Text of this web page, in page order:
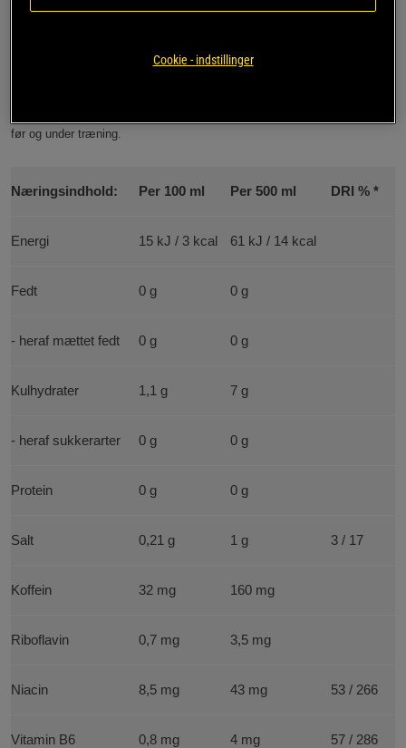
før og under træning.
Næringsindhold: Per 100 ml Per 500 ml DRI % *
Energi 15 kJ / 3 kcal 61 kJ / 14 kcal
Fedt 0 g 0 g
- heraf mættet fedt 0 g 0 g
Kulhydrater 1,1 g 7 g
- heraf sukkerarter 0 g 0 g
Protein 0 g 0 g
Salt 0,21 g 1 g 3 / 17
Koffein 32 mg 160 mg
Riboflavin 0,7 mg 3,5 mg
Niacin 8,5 mg 43 mg 53 / 266
Vitamin B6 0,8 mg 4 mg 57 / 286
Cookie - indstillinger